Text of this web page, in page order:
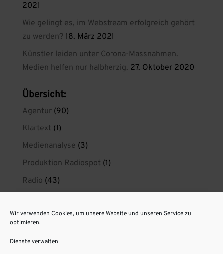
Wir verwenden Cookies, um unsere Website und unseren Service zu
optimieren.
Dienste verwalten
2021
Wie gelingt es, im Webstream erfolgreich gehört
zu werden? 18. März 2021
Künstler leiden unter Corona-Massnahmen.
Medien helfen nur halbherzig. 27. Oktober 2020
Übersicht:
Agentur(90)
Klartext (1)
Medienanalyse (3)
Produktion Radiospot (1)
Radio (43)
radiokreaktiv privat(1)